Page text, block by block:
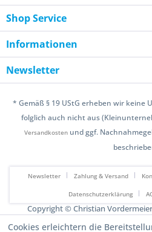
Shop Service
Informationen
Newsletter
* Gemäß § 19 UStG erheben wir keine
folglich auch nicht aus
Versandkosten und ggf.
Newsletter Zahlung & Versand
Datenschutzerklärung
Copyright © Christian
Cookies erleichtern die